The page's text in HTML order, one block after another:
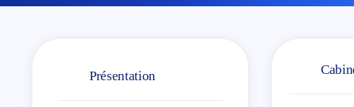
Présentation